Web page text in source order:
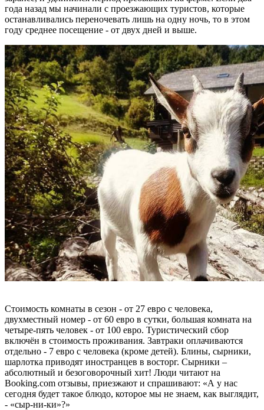
года назад мы начинали с проезжающих туристов, которые
останавливались переночевать лишь на одну ночь, то в этом
году среднее посещение - от двух дней и выше.
Стоимость комнаты в сезон - от 27 евро с человека,
двухместный номер - от 60 евро в сутки, большая комната на
четыре-пять человек - от 100 евро. Туристический сбор
включён в стоимость проживания. Завтраки оплачиваются
отдельно - 7 евро с человека (кроме детей). Блины, сырники,
шарлотка приводят иностранцев в восторг. Сырники –
абсолютный и безоговорочный хит! Люди читают на
Booking.com отзывы, приезжают и спрашивают: «А у нас
сегодня будет такое блюдо, которое мы не знаем, как выглядит,
- «сыр-ни-ки»?»